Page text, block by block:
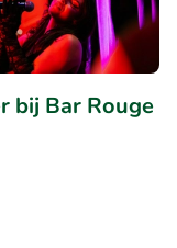
bij Bar Rouge